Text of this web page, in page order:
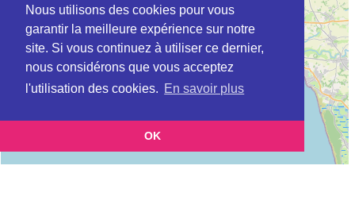
Nous utilisons des cookies pour vous
garantir la meilleure expérience sur notre
site. Si vous continuez à utiliser ce dernier,
nous considérons que vous acceptez
l'utilisation des cookies. En savoir plus
OK